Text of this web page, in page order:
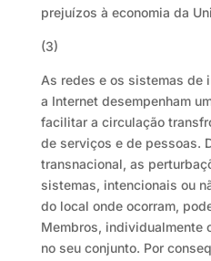
prejuízos à economia da
(3)
As redes e os sistemas de
a Internet desempenham
facilitar a circulação
de serviços e de pessoas.
transnacional, as
sistemas, intencionais ou
do local onde ocorram,
Membros, individualmente
no seu conjunto. Por